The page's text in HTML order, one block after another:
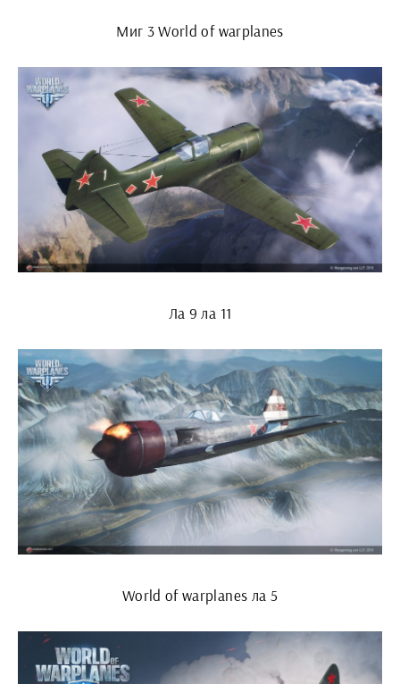
Миг 3 World of warplanes
Ла 9 ла 11
World of warplanes ла 5